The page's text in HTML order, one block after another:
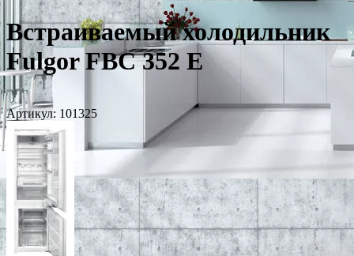
Встраиваемый холодильник
Fulgor FBC 352 E
Артикул: 101325